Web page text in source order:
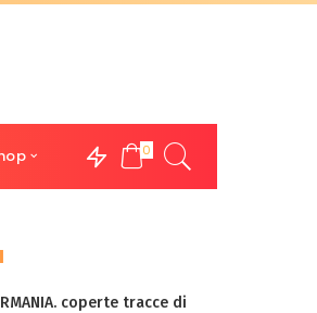
0
coperte tracce di